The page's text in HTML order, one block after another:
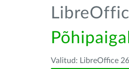
Valitud: LibreOffice